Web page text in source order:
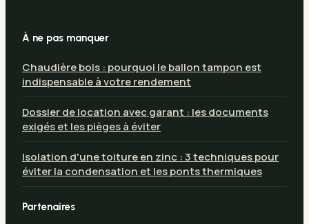
À ne pas manquer
Chaudière bois : pourquoi le ballon tampon est
indispensable à votre rendement
Dossier de location avec garant : les documents
exigés et les pièges à éviter
Isolation d'une toiture en zinc : 3 techniques pour
éviter la condensation et les ponts thermiques
Partenaires